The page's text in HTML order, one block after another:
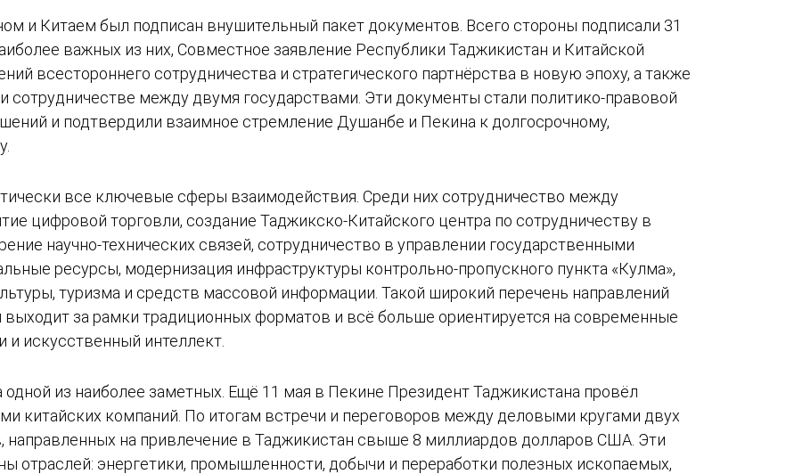
и Китаем был подписан внушительный пакет документов. Всего стороны подписали 31
важных из них, Совместное заявление Республики Таджикистан и Китайской
всестороннего сотрудничества и стратегического партнёрства в новую эпоху, а также
сотрудничестве между двумя государствами. Эти документы стали политико-правовой
и подтвердили взаимное стремление Душанбе и Пекина к долгосрочному,
все ключевые сферы взаимодействия. Среди них сотрудничество между
цифровой торговли, создание Таджикско-Китайского центра по сотрудничеству в
научно-технических связей, сотрудничество в управлении государственными
ресурсы, модернизация инфраструктуры контрольно-пропускного пункта «Кулма»,
туризма и средств массовой информации. Такой широкий перечень направлений
выходит за рамки традиционных форматов и всё больше ориентируется на современные
искусственный интеллект.
из наиболее заметных. Ещё 11 мая в Пекине Президент Таджикистана провёл
китайских компаний. По итогам встречи и переговоров между деловыми кругами двух
направленных на привлечение в Таджикистан свыше 8 миллиардов долларов США. Эти
отраслей: энергетики, промышленности, добычи и переработки полезных ископаемых,